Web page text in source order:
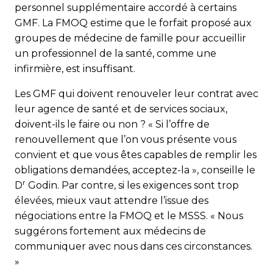
personnel supplémentaire accordé à certains
GMF. La FMOQ estime que le forfait proposé aux
groupes de médecine de famille pour accueillir
un professionnel de la santé, comme une
infirmière, est insuffisant.
Les GMF qui doivent renouveler leur contrat avec
leur agence de santé et de services sociaux,
doivent-ils le faire ou non ? « Si l’offre de
renouvellement que l’on vous présente vous
convient et que vous êtes capables de remplir les
obligations demandées, acceptez-la », conseille le
Dr Godin. Par contre, si les exigences sont trop
élevées, mieux vaut attendre l’issue des
négociations entre la FMOQ et le MSSS. « Nous
suggérons fortement aux médecins de
communiquer avec nous dans ces circonstances.
»